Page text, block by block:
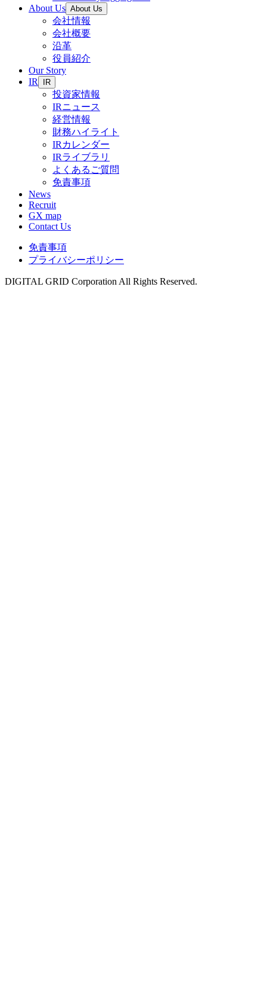
About Us About Us
会社情報
会社概要
沿革
役員紹介
Our Story
IR
IR
投資家情報
IRニュース
経営情報
財務ハイライト
IRカレンダー
IRライブラリ
よくあるご質問
免責事項
News
Recruit
GX map
Contact Us
免責事項
プライバシーポリシー
DIGITAL GRID Corporation All Rights Reserved.